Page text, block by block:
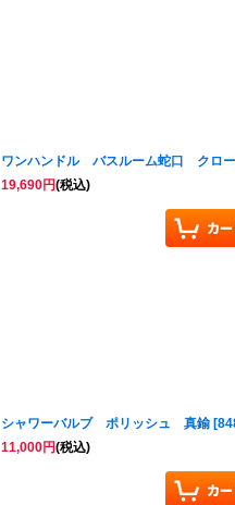
ワンハンドル バスルーム蛇口 クロ
19,690円(税込)
シャワーバルブ ポリッシュ 真鍮 [
11,000円(税込)